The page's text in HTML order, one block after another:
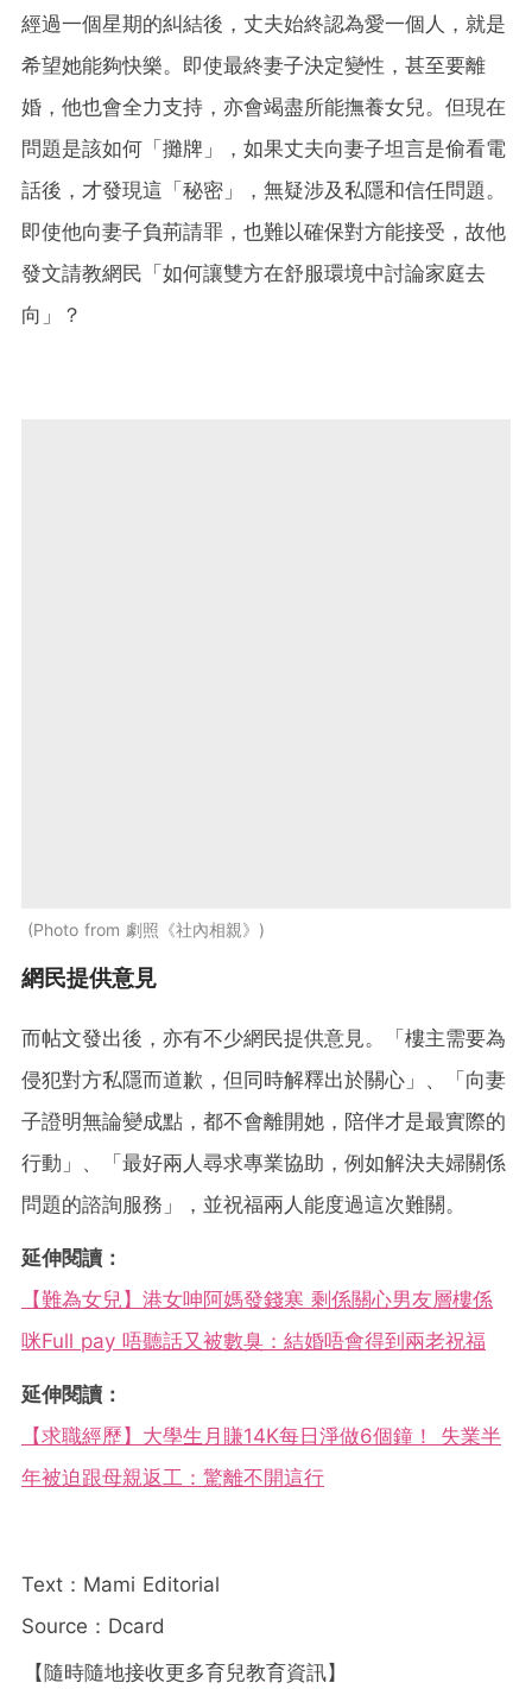
經過一個星期的糾結後，丈夫始終認為愛一個人，就是
希望她能夠快樂。即使最終妻子決定變性，甚至要離
婚，他也會全力支持，亦會竭盡所能撫養女兒。但現在
問題是該如何「攤牌」，如果丈夫向妻子坦言是偷看電
話後，才發現這「秘密」，無疑涉及私隱和信任問題。
即使他向妻子負荊請罪，也難以確保對方能接受，故他
發文請教網民「如何讓雙方在舒服環境中討論家庭去
向」？
Photo from 劇照《社內相親》
網民提供意見
而帖文發出後，亦有不少網民提供意見。「樓主需要為
侵犯對方私隱而道歉，但同時解釋出於關心」、「向妻
子證明無論變成點，都不會離開她，陪伴才是最實際的
行動」、「最好兩人尋求專業協助，例如解決夫婦關係
問題的諮詢服務」，並祝福兩人能度過這次難關。
延伸閱讀：
【難為女兒】港女呻阿媽發錢寒 剩係關心男友層樓係
咪Full pay 唔聽話又被數臭：結婚唔會得到兩老祝福
延伸閱讀：
【求職經歷】大學生月賺14K每日淨做6個鐘！ 失業半
年被迫跟母親返工：驚離不開這行
Text：Mami Editorial
Source：Dcard
【隨時隨地接收更多育兒教育資訊】